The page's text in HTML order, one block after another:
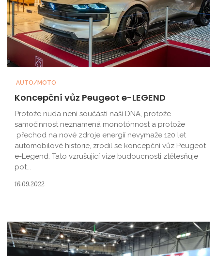
AUTO/MOTO
Koncepční vůz Peugeot e-LEGEND
Protože nuda není součástí naší DNA, protože
samočinnost neznamená monotónnost a protože
přechod na nové zdroje energií nevymaže 120 let
automobilové historie, zrodil se koncepční vůz Peugeot
e-Legend. Tato vzrušující vize budoucnosti ztělesňuje
pot...
16.09.2022